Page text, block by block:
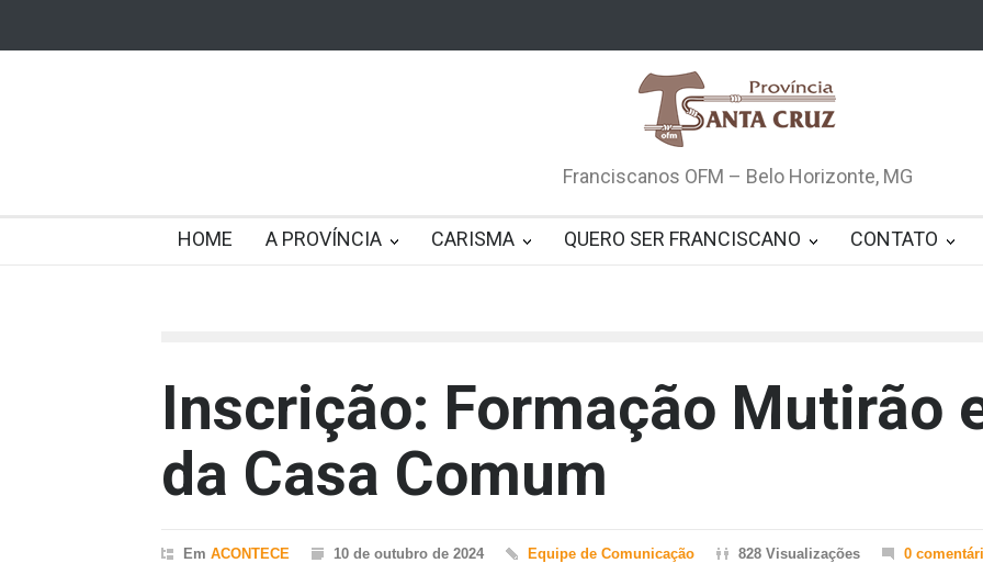
Franciscanos OFM – Belo Horizonte, MG
HOME A PROVÍNCIA CARISMA QUERO SER FRANCISCANO CONTATO
Inscrição: Formação Mutirão
da Casa Comum
Em ACONTECE 10 de outubro de 2024 Equipe de Comunicação 828 Visualizações 0